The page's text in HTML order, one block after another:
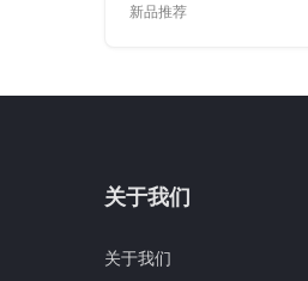
围。 主题图案：情侣
风情侣 建议售价：
新品推荐
关于我们
关于我们